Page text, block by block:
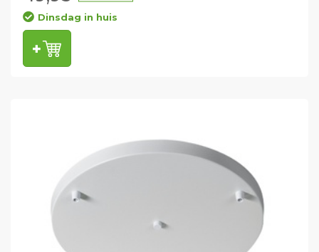
Dinsdag in huis